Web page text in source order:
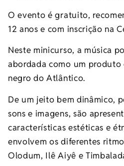
O evento é gratuito,
12 anos e com inscrição na
Neste minicurso, a música
abordada como um
negro do Atlântico.
De um jeito bem dinâmico,
sons e imagens, são
características estéticas e
envolvem os diferentes
Olodum, Ilê Aiyê e